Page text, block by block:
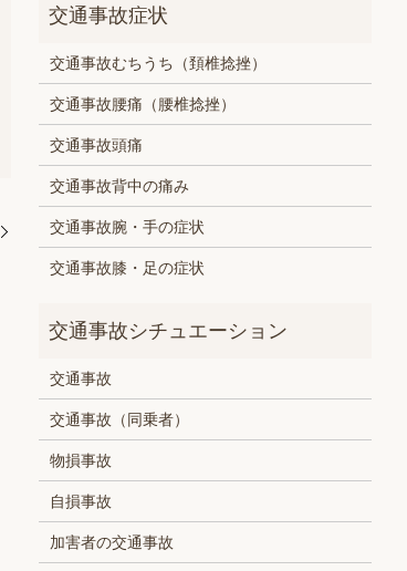
交通事故むちうち（頚椎捻挫）
交通事故腰痛（腰椎捻挫）
交通事故頭痛
交通事故背中の痛み
交通事故腕・手の症状
交通事故膝・足の症状
交通事故
交通事故（同乗者）
物損事故
自損事故
加害者の交通事故